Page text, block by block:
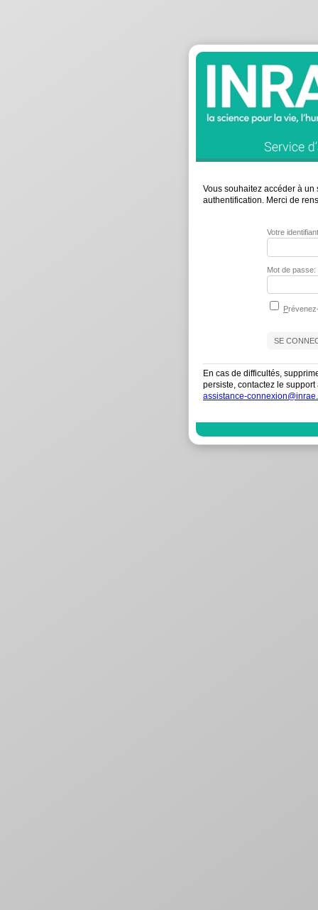
Vous souhaitez accéder à
authentification. Merci de
Votre
Mot de passe:
P
En cas de difficultés,
persiste, contactez le
assistance-